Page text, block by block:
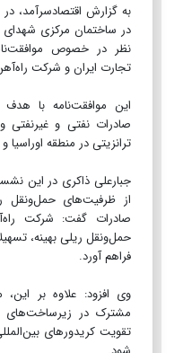
در ساختمان مرکزی شهدای
نظر در خصوص
تجارت ایران و شرکت
این موافقت‌نامه با
صادرات نفتی و غیرنفتی و
ترانزیتی در منطقه
جبارعلی ذاکری در این
از ظرفیت‌های حمل‌ونقل
صادرات گفت: شرکت
حمل‌ونقل ریلی بهینه،
فراهم آورد.
وی افزود: علاوه بر
مشترک در زیرساخت‌های
تقویت کریدورهای